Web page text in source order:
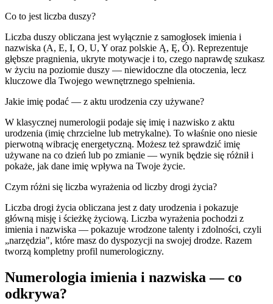
Co to jest liczba duszy?
Liczba duszy obliczana jest wyłącznie z samogłosek imienia i
nazwiska (A, E, I, O, U, Y oraz polskie Ą, Ę, Ó). Reprezentuje
głębsze pragnienia, ukryte motywacje i to, czego naprawdę szukasz
w życiu na poziomie duszy — niewidoczne dla otoczenia, lecz
kluczowe dla Twojego wewnętrznego spełnienia.
Jakie imię podać — z aktu urodzenia czy używane?
W klasycznej numerologii podaje się imię i nazwisko z aktu
urodzenia (imię chrzcielne lub metrykalne). To właśnie ono niesie
pierwotną wibrację energetyczną. Możesz też sprawdzić imię
używane na co dzień lub po zmianie — wynik będzie się różnił i
pokaże, jak dane imię wpływa na Twoje życie.
Czym różni się liczba wyrażenia od liczby drogi życia?
Liczba drogi życia obliczana jest z daty urodzenia i pokazuje
główną misję i ścieżkę życiową. Liczba wyrażenia pochodzi z
imienia i nazwiska — pokazuje wrodzone talenty i zdolności, czyli
„narzędzia", które masz do dyspozycji na swojej drodze. Razem
tworzą kompletny profil numerologiczny.
Numerologia imienia i nazwiska — co
odkrywa?